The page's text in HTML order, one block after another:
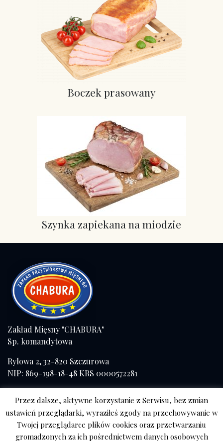
Boczek prasowany
Szynka zapiekana na miodzie
Zakład Mięsny "CHABURA"
Sp. komandytowa
Rylowa 2, 32-820 Szczurowa
NIP: 869-198-18-48 KRS 0000572281
kom. 508 056 084
Sklep Tarnów
ul. Mościckiego
Przez dalsze, aktywne korzystanie z Serwisu, bez zmian
ustawień przeglądarki, wyraziłeś zgody na przechowywanie w
Twojej przeglądarce plików cookies oraz przetwarzaniu
gromadzonych za ich pośrednictwem danych osobowych